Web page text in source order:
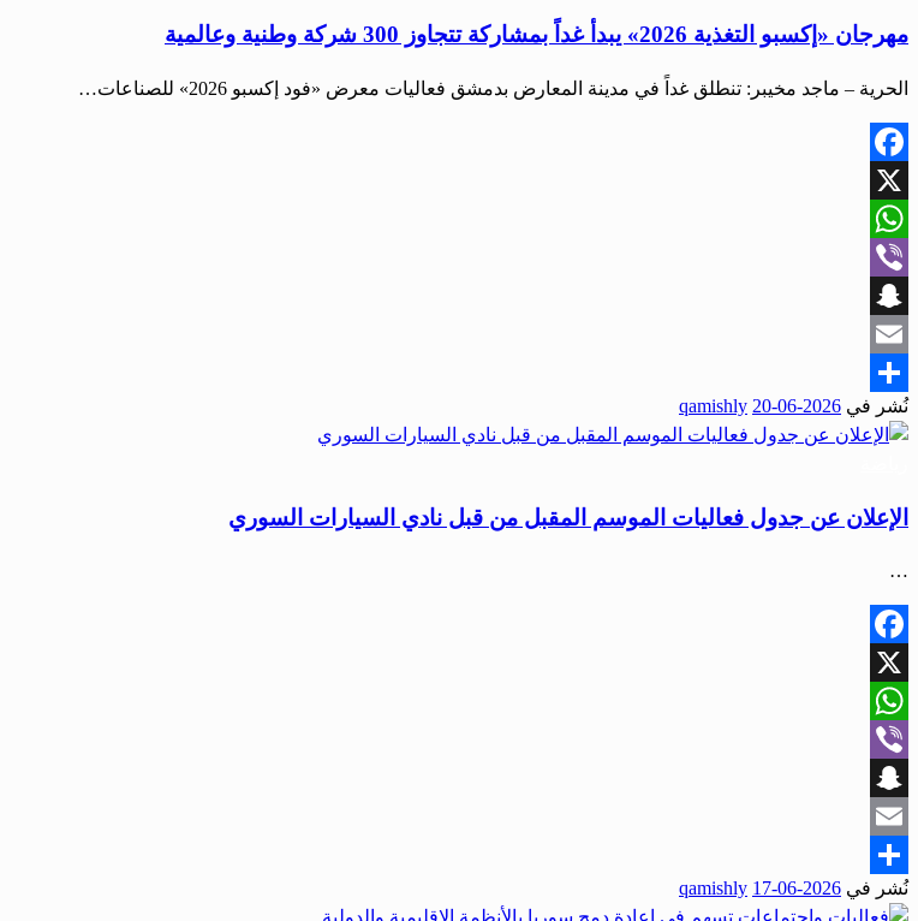
مهرجان «إكسبو التغذية 2026» يبدأ غداً بمشاركة تتجاوز 300 شركة وطنية وعالمية
الحرية – ماجد مخيبر: تنطلق غداً في مدينة المعارض بدمشق فعاليات معرض «فود إكسبو 2026» للصناعات…
Facebook
X
WhatsApp
Viber
Snapchat
Email
Share
نُشر في 2026-06-20
qamishly
الإعلان عن جدول فعاليات الموسم المقبل من قبل نادي السيارات السوري
…
Facebook
X
WhatsApp
Viber
Snapchat
Email
Share
نُشر في 2026-06-17
qamishly